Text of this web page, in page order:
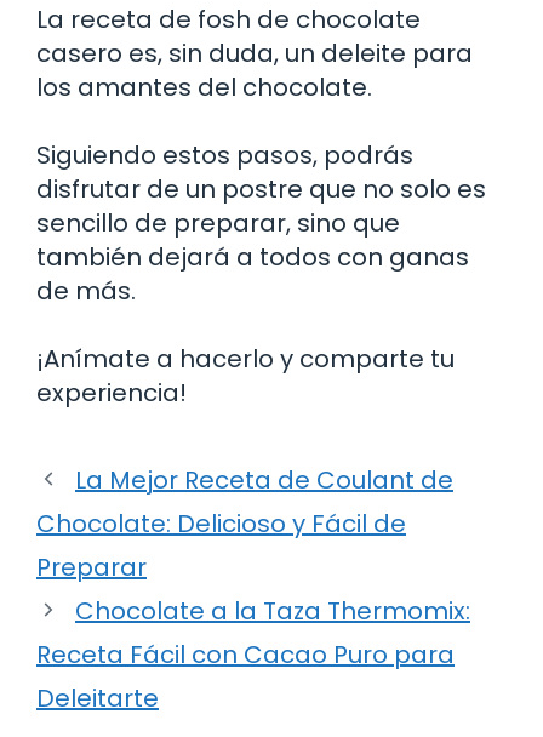
La receta de fosh de chocolate
casero es, sin duda, un deleite para
los amantes del chocolate.
Siguiendo estos pasos, podrás
disfrutar de un postre que no solo es
sencillo de preparar, sino que
también dejará a todos con ganas
de más.
¡Anímate a hacerlo y comparte tu
experiencia!
La Mejor Receta de Coulant de
Chocolate: Delicioso y Fácil de
Preparar
Chocolate a la Taza Thermomix:
Receta Fácil con Cacao Puro para
Deleitarte